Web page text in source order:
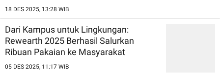
18 DES 2025, 13:28 WIB
Dari Kampus untuk Lingkungan:
Rewearth 2025 Berhasil Salurkan
Ribuan Pakaian ke Masyarakat
05 DES 2025, 11:17 WIB